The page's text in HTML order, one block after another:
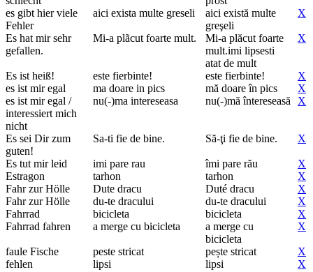
es gibt hier viele
Fehler
aici exista multe greseli
aici există multe
greşeli
X
Es hat mir sehr
gefallen.
Mi-a plãcut foarte mult.
Mi-a plăcut foarte
mult.imi lipsesti
atat de mult
X
Es ist heiß! este fierbinte! este fierbinte!
X
es ist mir egal
ma doare in pics mă doare în pics
X
es ist mir egal /
interessiert mich
nicht
nu(-)ma intereseasa nu(-)mă întereseasă X
Es sei Dir zum
guten!
Sa-ti fie de bine. Să-ţi fie de bine. X
Es tut mir leid imi pare rau îmi pare rău
X
Estragon
tarhon tarhon
X
Fahr zur Hölle
Dute dracu Duté dracu
X
Fahr zur Hölle
du-te dracului du-te dracului
X
Fahrrad
bicicleta bicicleta
X
Fahrrad fahren
a merge cu bicicleta
a merge cu
bicicleta
X
faule Fische peste stricat pește stricat
X
fehlen
lipsi lipsi
X